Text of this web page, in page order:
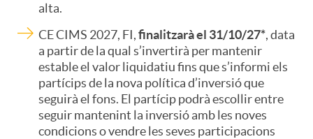
t
lm alta.
CE CIMS 2027, FI,finalitzarà el 31/10/27*, data
a partir de la qual s’invertirà per mantenir
estable el valor liquidatiu fins que s’informi els
partícips de la nova política d’inversió que
seguirà el fons. El partícip podrà escollir entre
seguir mantenint la inversió amb les noves
condicions o vendre les seves participacions